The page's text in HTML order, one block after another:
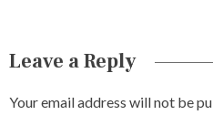
Leave a Reply
Your email address will not be